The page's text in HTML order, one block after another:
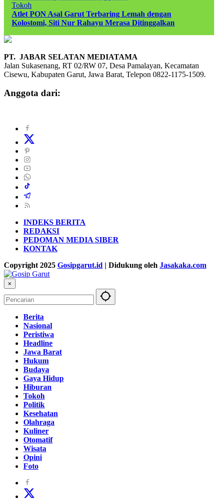
Tokoh
Atlet PON Asal Garut Terbaring Lemah dengan
Kolostomi, Siti Nur Rahayu Merasa Ditinggalkan
PT. JABAR SELATAN MEDIATAMA
Jalan Sukasenang, RT 02/RW 07, Desa Pamalayan, Kecamatan
Cisewu, Kabupaten Garut, Jawa Barat, Telepon 0822-1175-1509.
Anggota dari:
INDEKS BERITA
REDAKSI
PEDOMAN MEDIA SIBER
KONTAK
Copyright 2025 Gosipgarut.id | Didukung oleh Jasakaka.com
×
Berita
Nasional
Peristiwa
Headline
Jawa Barat
Hukum
Budaya
Gaya Hidup
Hiburan
Tokoh
Politik
Kesehatan
Olahraga
Kuliner
Otomatif
Wisata
Opini
Foto